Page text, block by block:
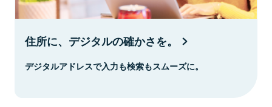
住所に、デジタルの確かさを。
デジタルアドレスで入力も検索もスムーズに。